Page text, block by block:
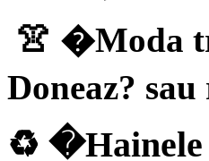
👚 �Moda
Doneaz?
♻ �Hainele